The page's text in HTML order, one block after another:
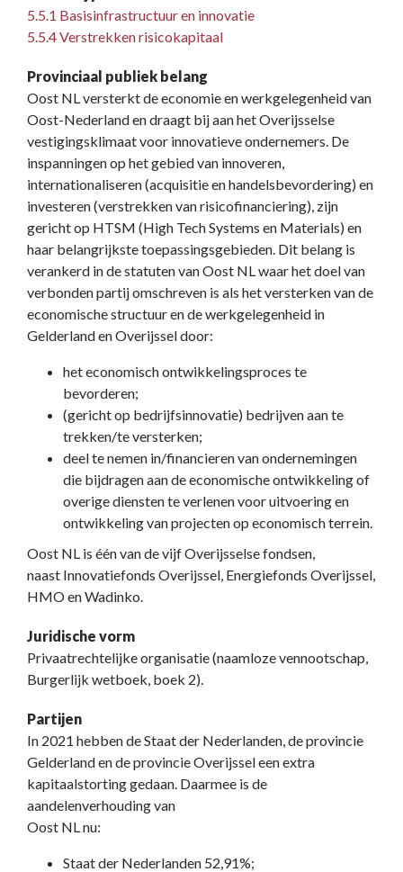
5.5.1 Basisinfrastructuur en innovatie
5.5.4 Verstrekken risicokapitaal
Provinciaal publiek belang
Oost NL versterkt de economie en werkgelegenheid van
Oost-Nederland en draagt bij aan het Overijsselse
vestigingsklimaat voor innovatieve ondernemers. De
inspanningen op het gebied van innoveren,
internationaliseren (acquisitie en handelsbevordering) en
investeren (verstrekken van risicofinanciering), zijn
gericht op HTSM (High Tech Systems en Materials) en
haar belangrijkste toepassingsgebieden. Dit belang is
verankerd in de statuten van Oost NL waar het doel van
verbonden partij omschreven is als het versterken van de
economische structuur en de werkgelegenheid in
Gelderland en Overijssel door:
het economisch ontwikkelingsproces te
bevorderen;
(gericht op bedrijfsinnovatie) bedrijven aan te
trekken/te versterken;
deel te nemen in/financieren van ondernemingen
die bijdragen aan de economische ontwikkeling of
overige diensten te verlenen voor uitvoering en
ontwikkeling van projecten op economisch terrein.
Oost NL is één van de vijf Overijsselse fondsen,
naast Innovatiefonds Overijssel, Energiefonds Overijssel,
HMO en Wadinko.
Juridische vorm
Privaatrechtelijke organisatie (naamloze vennootschap,
Burgerlijk wetboek, boek 2).
Partijen
In 2021 hebben de Staat der Nederlanden, de provincie
Gelderland en de provincie Overijssel een extra
kapitaalstorting gedaan. Daarmee is de
aandelenverhouding van
Oost NL nu:
Staat der Nederlanden 52,91%;